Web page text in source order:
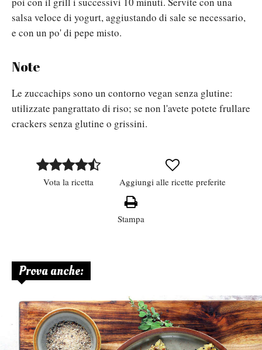
salsa veloce di yogurt, aggiustando di sale se necessario,
e con un po' di pepe misto.
Note
Le zuccachips sono un contorno vegan senza glutine:
utilizzate pangrattato di riso; se non l'avete potete frullare
crackers senza glutine o grissini.
Vota la ricetta Aggiungi alle ricette preferite
Stampa
Prova anche: